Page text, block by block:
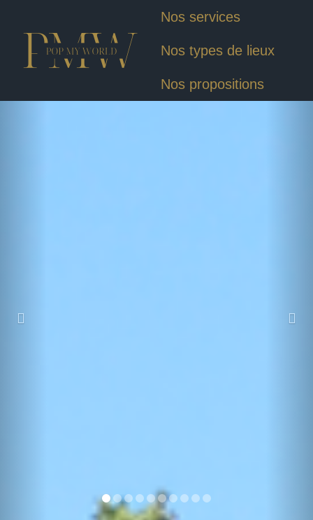
Nos services
Nos types de lieux
Nos propositions